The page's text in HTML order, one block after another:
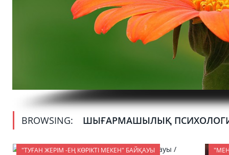
BROWSING: ШЫҒАРМАШЫЛЫҚ
"ТУҒАН ЖЕРІМ -ЕҢ КӨРІКТІ МЕКЕН" БАЙҚАУЫ